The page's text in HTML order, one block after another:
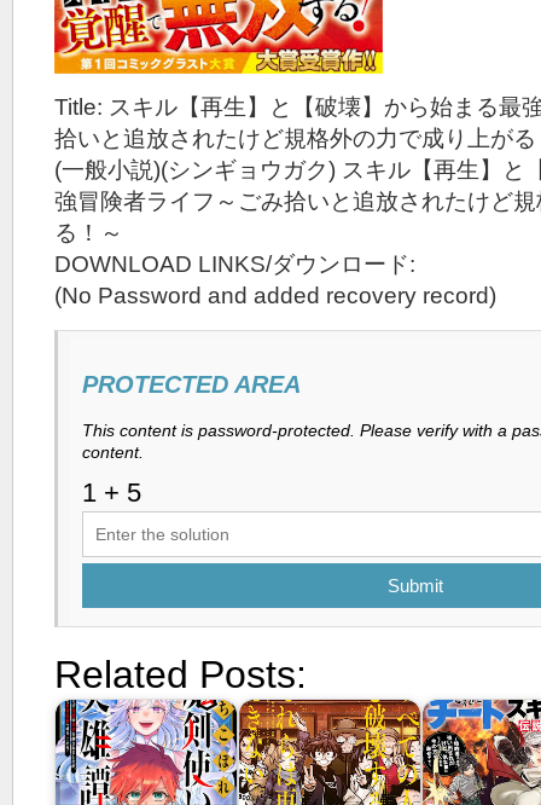
Title: スキル【再生】と【破壊】から始まる最
拾いと追放されたけど規格外の力で成り上が
(一般小説)(シンギョウガク) スキル【再生】と
強冒険者ライフ～ごみ拾いと追放されたけど
る！～
DOWNLOAD LINKS/ダウンロード:
(No Password and added recovery record)
PROTECTED AREA
This content is password-protected. Please verify with a
content.
Submit
Related Posts: